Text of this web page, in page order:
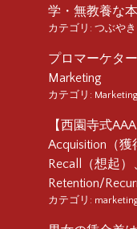
学・無教養な
カテゴリ: つぶやき
プロマーケタ
Marketing
カテゴリ:
【西園寺式
Acquisition（獲
Recall（想起）
Retention/
カテゴリ: